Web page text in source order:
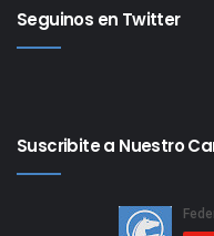
Seguinos en Twitter
Suscribite a Nuestro